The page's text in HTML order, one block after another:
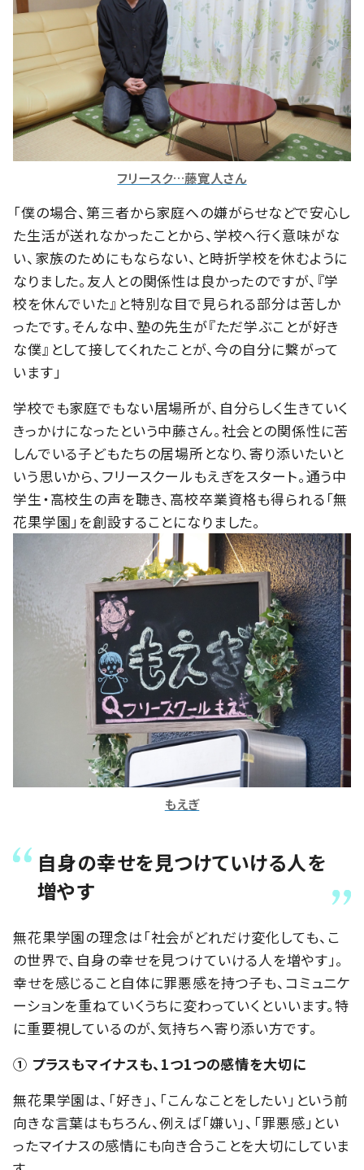
フリースク…藤寛人さん
「僕の場合、第三者から家庭への嫌がらせなどで安心し
た生活が送れなかったことから、学校へ行く意味がな
い、家族のためにもならない、と時折学校を休むように
なりました。友人との関係性は良かったのですが、『学
校を休んでいた』と特別な目で見られる部分は苦しか
ったです。そんな中、塾の先生が『ただ学ぶことが好き
な僕』として接してくれたことが、今の自分に繋がって
います」
学校でも家庭でもない居場所が、自分らしく生きていく
きっかけになったという中藤さん。社会との関係性に苦
しんでいる子どもたちの居場所となり、寄り添いたいと
いう思いから、フリースクールもえぎをスタート。通う中
学生・高校生の声を聴き、高校卒業資格も得られる「無
花果学園」を創設することになりました。
もえぎ
自身の幸せを見つけていける人を
増やす
無花果学園の理念は「社会がどれだけ変化しても、こ
の世界で、自身の幸せを見つけていける人を増やす」。
幸せを感じること自体に罪悪感を持つ子も、コミュニケ
ーションを重ねていくうちに変わっていくといいます。特
に重要視しているのが、気持ちへ寄り添い方です。
① プラスもマイナスも、1つ1つの感情を大切に
無花果学園は、「好き」、「こんなことをしたい」という前
向きな言葉はもちろん、例えば「嫌い」、「罪悪感」とい
ったマイナスの感情にも向き合うことを大切にしていま